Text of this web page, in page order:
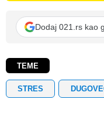
Dodaj 021.rs kao
TEME
STRES